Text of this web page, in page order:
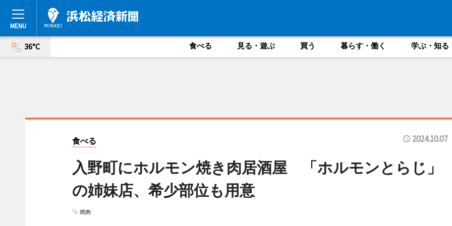
36°C 食べる 見る・遊ぶ 買う 暮らす・働く 学ぶ・知る
食べる 2024.10.07
入野町にホルモン焼き肉居酒屋 「ホルモンとらじ」
の姉妹店、希少部位も用意
焼肉